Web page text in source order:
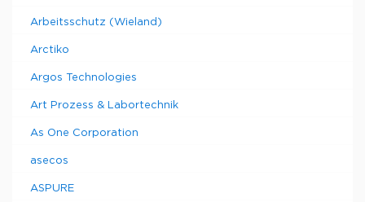
Arbeitsschutz (Wieland)
Arctiko
Argos Technologies
Art Prozess & Labortechnik
As One Corporation
asecos
ASPURE